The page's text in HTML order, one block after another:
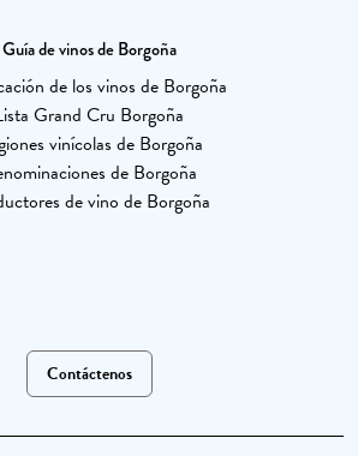
Guía de vinos de Borgoña
de los vinos de Borgoña
Grand Cru Borgoña
vinícolas de Borgoña
de Borgoña
de vino de Borgoña
Contáctenos